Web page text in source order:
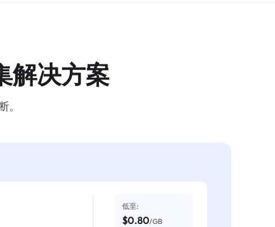
解决方案
低至:
$0.80/GB